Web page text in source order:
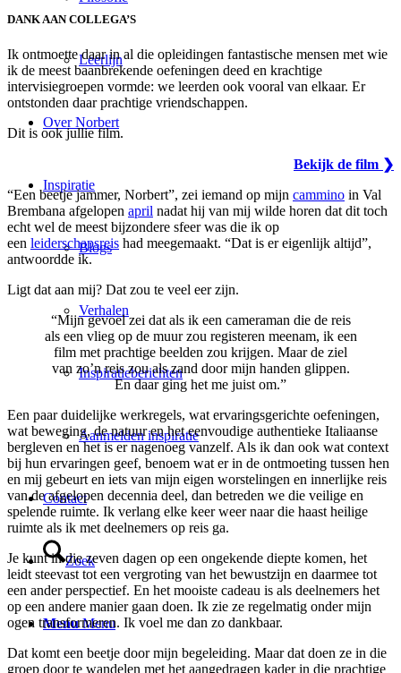
Leerlijn
Over Norbert
Inspiratie
Blogs
Verhalen
Inspiratieberichten
Aanmelden inspiratie
Contact
Zoek
Menu Menu
DANK AAN COLLEGA’S
Ik ontmoette daar in al die opleidingen fantastische mensen met wie
ik de meest baanbrekende oefeningen deed en krachtige
intervisiegroepen vormde: we leerden ook vooral van elkaar. Er
ontstonden daar prachtige vriendschappen.
Dit is ook jullie film.
Bekijk de film ❯
“Een beetje jammer, Norbert”, zei iemand op mijn cammino in Val
Brembana afgelopen april nadat hij van mij wilde horen dat dit toch
echt wel de meest bijzondere sfeer was die ik op
een leiderschapsreis had meegemaakt. “Dat is er eigenlijk altijd”,
antwoordde ik.
Ligt dat aan mij? Dat zou te veel eer zijn.
“Mijn gevoel zei dat als ik een cameraman die de reis
als een vlieg op de muur zou registeren meenam, ik een
film met prachtige beelden zou krijgen. Maar de ziel
van zo’n reis zou als zand door mijn handen glippen.
En daar ging het me juist om.”
Een paar duidelijke werkregels, wat ervaringsgerichte oefeningen,
wat beweging, de natuur en het eenvoudige authentieke Italiaanse
bergleven en het is er nagenoeg vanzelf. Als ik dan ook wat context
bij hun ervaringen geef, benoem wat er in de ontmoeting tussen hen
en mij gebeurt en iets van mijn eigen worstelingen en innerlijke reis
van de afgelopen decennia deel, dan betreden we die veilige en
spelende ruimte. Ik verlang elke keer weer naar die haast heilige
ruimte als ik met deelnemers op reis ga.
Je kunt in die zeven dagen op een ongekende diepte komen, het
leidt steevast tot een vergroting van het bewustzijn en daarmee tot
een ander perspectief. En het mooiste cadeau is als deelnemers het
op een andere manier gaan doen. Ik zie ze regelmatig onder mijn
ogen transformeren. Ik voel me dan zo dankbaar.
Dat komt een beetje door mijn begeleiding. Maar dat doen ze in die
groep door te wandelen met het aangedragen kader in die prachtige